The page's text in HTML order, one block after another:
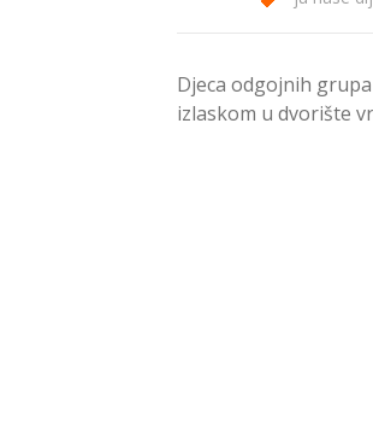
Djeca odgojnih grupa
izlaskom u dvorište